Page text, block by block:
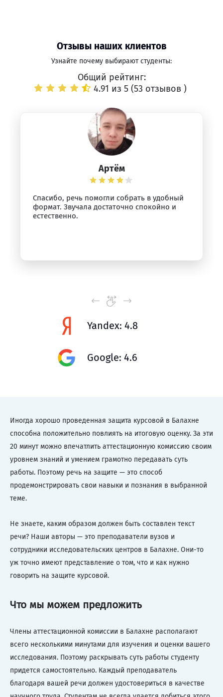
Отзывы наших клиентов
Узнайте почему выбирают студенты:
Общий рейтинг:
4.91 из 5 (53 отзывов )
Артём
Спасибо, речь помогли собрать в удобный
формат. Звучала достаточно спокойно и
естественно.
Yandex: 4.8
Google: 4.6
Иногда хорошо проведенная защита курсовой в Балахне
способна положительно повлиять на итоговую оценку. За эти
20 минут можно впечатлить аттестационную комиссию своим
уровнем знаний и умением грамотно передавать суть
работы. Поэтому речь на защите — это способ
продемонстрировать свои навыки и познания в выбранной
теме.
Не знаете, каким образом должен быть составлен текст
речи? Наши авторы — это преподаватели вузов и
сотрудники исследовательских центров в Балахне. Они-то
уж точно имеют представление о том, что и как нужно
говорить на защите курсовой.
Что мы можем предложить
Члены аттестационной комиссии в Балахне располагают
всего несколькими минутами для изучения и оценки вашего
исследования. Поэтому раскрывать суть работы студенту
придется самостоятельно. Каждый преподаватель
благодаря вашей речи должен удостовериться в качестве